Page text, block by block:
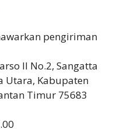
pengiriman
II No.2, Sangatta
Utara, Kabupaten
Timur 75683